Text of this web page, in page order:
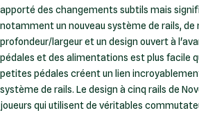
apporté des changements subtils mais
notamment un nouveau système de rails, de
profondeur/largeur et un design ouvert à
pédales et des alimentations est plus facile
petites pédales créent un lien
système de rails. Le design à cinq rails de
joueurs qui utilisent de véritables